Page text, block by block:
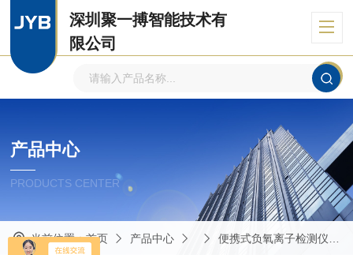
深圳聚一搏智能技术有
限公司
产品中心
PRODUCTS CENTER
当前位置：首页 产品中心 便携式负氧离子检测仪